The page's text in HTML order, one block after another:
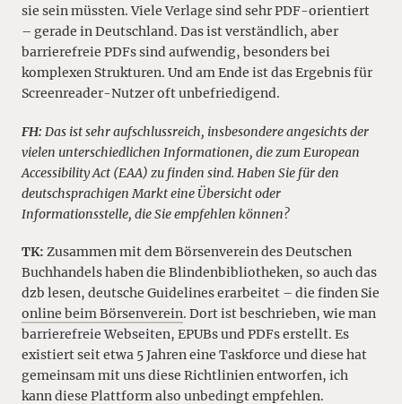
sie sein müssten. Viele Verlage sind sehr PDF-orientiert
– gerade in Deutschland. Das ist verständlich, aber
barrierefreie PDFs sind aufwendig, besonders bei
komplexen Strukturen. Und am Ende ist das Ergebnis für
Screenreader-Nutzer oft unbefriedigend.
FH: Das ist sehr aufschlussreich, insbesondere angesichts der
vielen unterschiedlichen Informationen, die zum European
Accessibility Act (EAA) zu finden sind. Haben Sie für den
deutschsprachigen Markt eine Übersicht oder
Informationsstelle, die Sie empfehlen können?
TK: Zusammen mit dem Börsenverein des Deutschen
Buchhandels haben die Blindenbibliotheken, so auch das
dzb lesen, deutsche Guidelines erarbeitet – die finden Sie
online beim Börsenverein. Dort ist beschrieben, wie man
barrierefreie Webseiten, EPUBs und PDFs erstellt. Es
existiert seit etwa 5 Jahren eine Taskforce und diese hat
gemeinsam mit uns diese Richtlinien entworfen, ich
kann diese Plattform also unbedingt empfehlen.